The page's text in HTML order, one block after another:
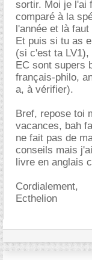
sortir. Moi je l'ai
comparé à la
l'année et là
Et puis si tu as
(si c'est ta
EC sont supers
français-philo,
a, à vérifier).
Bref, repose toi
vacances, bah
ne fait pas de
conseils mais
livre en anglais
Cordialement,
Ecthelion